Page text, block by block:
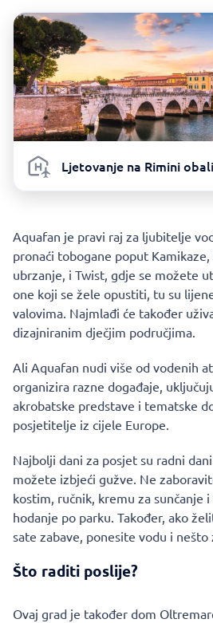
Ljetovanje na Rimini obali
Aquafan je pravi raj za ljubitelje
pronaći tobogane poput
ubrzanje, i Twist, gdje se možete
one koji se žele opustiti, tu su
valovima. Najmlađi će također
dizajniranim dječjim područjima.
Ali Aquafan nudi više od vodenih
organizira razne događaje,
akrobatske predstave i tematske
posjetitelje iz cijele Europe.
Najbolji dani za posjet su radni
možete izbjeći gužve. Ne
kostim, ručnik, kremu za sunčanje
hodanje po parku. Također, ako
sate zabave, ponesite vodu i nešto
Što raditi poslije?
Ovaj grad je također dom